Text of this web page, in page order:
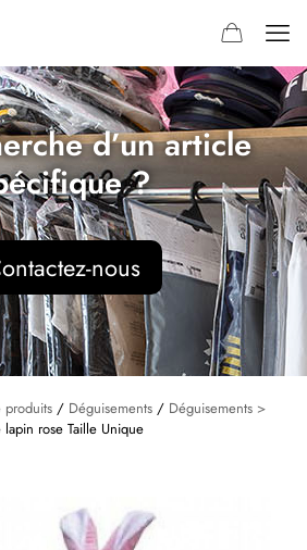
d’un article
?
nous
produits / Déguisements / Déguisements >
rose Taille Unique